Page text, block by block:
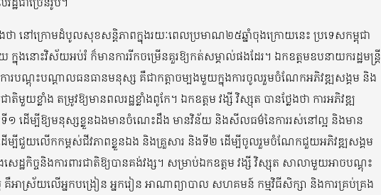
ថា នៅក្រោមដំបូលសុខសន្តិភាពក្នុងរយៈពេលប្រមាណ២៥ឆ្នាំចុងក្រោយនេះ ប្រទេសកម្ពុជា
ក្នុងនោះវិស័យអប់រំ ក៏មានការរីកចម្រើនគួរឱ្យកត់សម្គាល់ផងដែរ។ ឯកឧត្តមឧបនាយករដ្ឋមន្ត្រី
ការបណ្ដុះបណ្តាលធនធានមនុស្ស គឺជាកត្តាចម្បងមួយក្នុងការចូលរួមចំណែកអភិវឌ្ឍសង្គម និង
មួយខ្លាំង តម្រូវឱ្យមានពលរដ្ឋខ្លាំងពូកែ។ ឯកឧត្តម វង្សី វិស្សុត បានថ្លែងថា ការអភិវឌ្ឍ
ដើម្បីឱ្យមនុស្សខ្លួនឯងមានចំណេះដឹង មានវិន័យ និងសីលធម៌នៃការរស់នៅល្អ និងមាន
ដើម្បីជួយលើកកម្ពស់ជីវភាពខ្លួនឯង និងគ្រួសារ និងទី២ ដើម្បីចូលរួមចំណែកជួយអភិវឌ្ឍសង្គម
ដ្ឋកិច្ចនិងការពារជាតិឱ្យបានគង់វង្ស។ សម្រាប់ឯកឧត្តម វង្សី វិស្សុត សាលាមួយអាចបណ្តុះ
ាស្រ័យលើអ្នកបង្រៀន អ្នករៀន អាណាព្យាបាល សហគមន៍ កម្មវិធីសិក្សា និងការគ្រប់គ្រង